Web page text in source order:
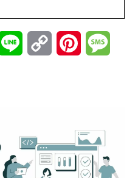
Gmail Line
Copy
Link
Pinterest